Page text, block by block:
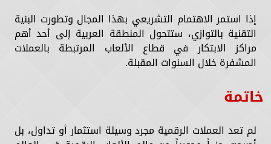
إذا استمر الاهتمام التشريعي بهذا المجال وتطورت البنية
التقنية بالتوازي، ستتحول المنطقة العربية إلى أحد أهم
مراكز الابتكار في قطاع الألعاب المرتبطة بالعملات
المشفرة خلال السنوات المقبلة.
خاتمة
لم تعد العملات الرقمية مجرد وسيلة استثمار أو تداول، بل